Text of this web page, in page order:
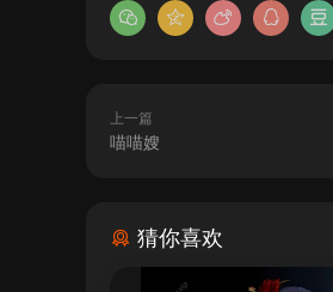
上一篇
喵喵嫂
猜你喜欢